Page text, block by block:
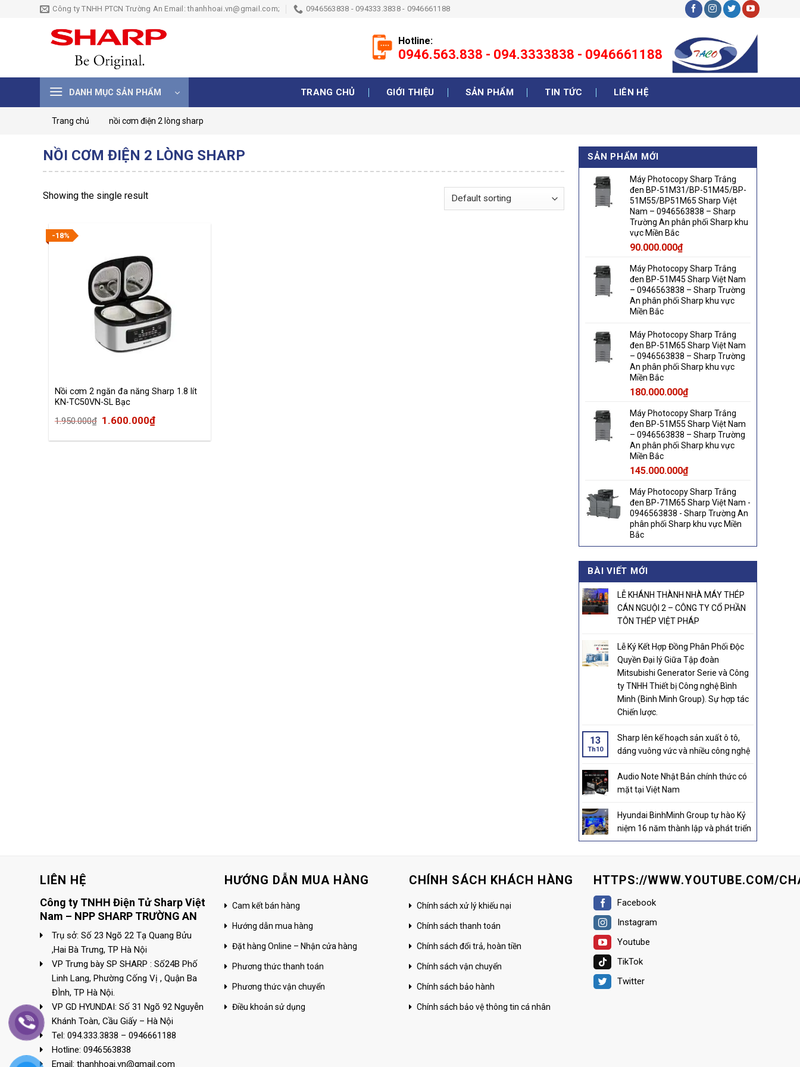
Công ty TNHH PTCN Trường An Email: thanhhoai.vn@gmail.com; 0946563838 - 094333.3838 - 0946661188
Hotline:
0946.563.838 - 094.3333838 - 0946661188
DANH MỤC SẢN PHẨM TRANG CHỦ GIỚI THIỆU SẢN PHẨM TIN TỨC LIÊN HỆ
Trang chủ nồi cơm điện 2 lòng sharp
NỒI CƠM ĐIỆN 2 LÒNG SHARP
Showing the single result
-18%
Nồi cơm 2 ngăn đa năng Sharp 1.8 lít
KN-TC50VN-SL Bạc
1.950.000₫ 1.600.000₫
SẢN PHẨM MỚI
Máy Photocopy Sharp Trắng
đen BP-51M31/BP-51M45/BP-
51M55/BP51M65 Sharp Việt
Nam – 0946563838 – Sharp
Trường An phân phối Sharp khu
vực Miền Bắc
90.000.000₫
Máy Photocopy Sharp Trắng
đen BP-51M45 Sharp Việt Nam
– 0946563838 – Sharp Trường
An phân phối Sharp khu vực
Miền Bắc
Máy Photocopy Sharp Trắng
đen BP-51M65 Sharp Việt Nam
– 0946563838 – Sharp Trường
An phân phối Sharp khu vực
Miền Bắc
180.000.000₫
Máy Photocopy Sharp Trắng
đen BP-51M55 Sharp Việt Nam
– 0946563838 – Sharp Trường
An phân phối Sharp khu vực
Miền Bắc
145.000.000₫
Máy Photocopy Sharp Trắng
đen BP-71M65 Sharp Việt Nam -
0946563838 - Sharp Trường An
phân phối Sharp khu vực Miền
Bắc
BÀI VIẾT MỚI
LỄ KHÁNH THÀNH NHÀ MÁY THÉP
CÁN NGUỘI 2 – CÔNG TY CỔ PHẦN
TÔN THÉP VIỆT PHÁP
Lễ Ký Kết Hợp Đồng Phân Phối Độc
Quyền Đại lý Giữa Tập đoàn
Mitsubishi Generator Serie và Công
ty TNHH Thiết bị Công nghệ Bình
Minh (Binh Minh Group). Sự hợp tác
Chiến lược.
13
Th10
Sharp lên kế hoạch sản xuất ô tô,
dáng vuông vức và nhiều công nghệ
Audio Note Nhật Bản chính thức có
mặt tại Việt Nam
Hyundai BinhMinh Group tự hào Kỷ
niệm 16 năm thành lập và phát triển
LIÊN HỆ
Công ty TNHH Điện Tử Sharp Việt
Nam – NPP SHARP TRƯỜNG AN
Trụ sở: Số 23 Ngõ 22 Tạ Quang Bửu
,Hai Bà Trưng, TP Hà Nội
VP Trưng bày SP SHARP : Số24B Phố
Linh Lang, Phường Cống Vị , Quận Ba
ĐÌnh, TP Hà Nội.
VP GD HYUNDAI: Số 31 Ngõ 92 Nguyễn
Khánh Toàn, Cầu Giấy – Hà Nội
Tel: 094.333.3838 – 0946661188
Hotline: 0946563838
Email: thanhhoai.vn@gmail.com
HƯỚNG DẪN MUA HÀNG
Cam kết bán hàng
Hướng dẫn mua hàng
Đặt hàng Online – Nhận cửa hàng
Phương thức thanh toán
Phương thức vận chuyển
Điều khoản sử dụng
CHÍNH SÁCH KHÁCH HÀNG
Chính sách xử lý khiếu nại
Chính sách thanh toán
Chính sách đổi trả, hoàn tiền
Chính sách vận chuyển
Chính sách bảo hành
Chính sách bảo vệ thông tin cá nhân
HTTPS://WWW.YOUTUBE.COM/
Facebook
Instagram
Youtube
TikTok
Twitter